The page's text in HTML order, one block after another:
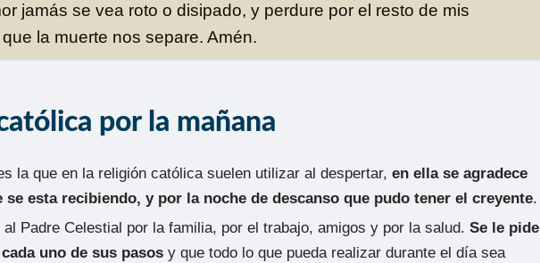
jamás se vea roto o disipado, y perdure por el resto de mis
la muerte nos separe. Amén.
por la mañana
la que en la religión católica suelen utilizar al despertar, en ella se agradece
se esta recibiendo, y por la noche de descanso que pudo tener el creyente.
al Padre Celestial por la familia, por el trabajo, amigos y por la salud. Se le pide
uno de sus pasos y que todo lo que pueda realizar durante el día sea